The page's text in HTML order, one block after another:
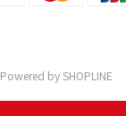
Powered by SHOPLINE